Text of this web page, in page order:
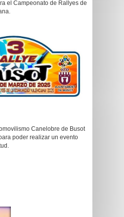
el Campeonato de Rallyes de
Canelobre de Busot
poder realizar un evento